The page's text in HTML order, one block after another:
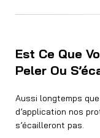
Est Ce Que
Peler Ou
Aussi longtemps
d’application nos
s’écailleront pas.